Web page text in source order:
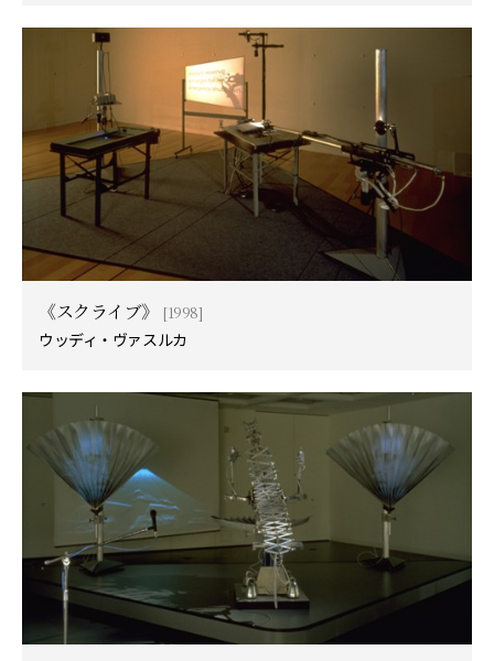
《スクライブ》
[1998]
ウッディ・ヴァスルカ